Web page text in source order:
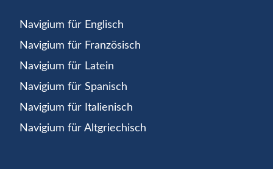
Navigium für Englisch
Navigium für Französisch
Navigium für Latein
Navigium für Spanisch
Navigium für Italienisch
Navigium für Altgriechisch